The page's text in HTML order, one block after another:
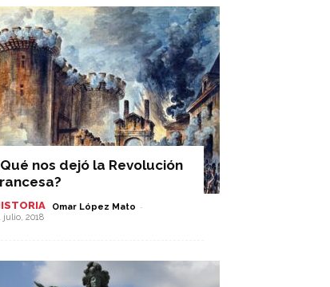
nos dejó la Revolución
Omar López Mato -
julio, 2018